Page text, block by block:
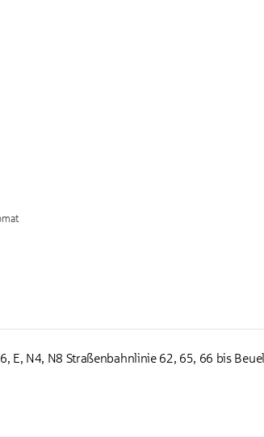
E, N4, N8 Straßenbahnlinie 62, 65, 66 bis Beuel